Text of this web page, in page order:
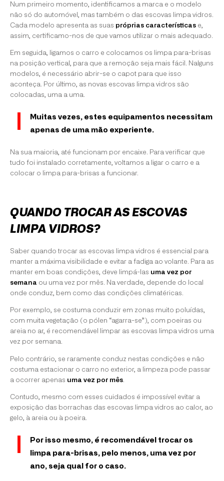
Num primeiro momento, identificamos a marca e o modelo
não só do automóvel, mas também o das escovas limpa vidros.
Cada modelo apresenta as suas próprias características e,
assim, certificamo-nos de que vamos utilizar o mais adequado.
Em seguida, ligamos o carro e colocamos os limpa para-brisas
na posição vertical, para que a remoção seja mais fácil. Nalguns
modelos, é necessário abrir-se o capot para que isso
aconteça. Por último, as novas escovas limpa vidros são
colocadas, uma a uma.
Muitas vezes, estes equipamentos necessitam
apenas de uma mão experiente.
Na sua maioria, até funcionam por encaixe. Para verificar que
tudo foi instalado corretamente, voltamos a ligar o carro e a
colocar o limpa para-brisas a funcionar.
QUANDO TROCAR AS ESCOVAS
LIMPA VIDROS?
Saber quando trocar as escovas limpa vidros é essencial para
manter a máxima visibilidade e evitar a fadiga ao volante. Para as
manter em boas condições, deve limpá-las uma vez por
semana ou uma vez por mês. Na verdade, depende do local
onde conduz, bem como das condições climatéricas.
Por exemplo, se costuma conduzir em zonas muito poluídas,
com muita vegetação (o pólen “agarra-se”), com poeiras ou
areia no ar, é recomendável limpar as escovas limpa vidros uma
vez por semana.
Pelo contrário, se raramente conduz nestas condições e não
costuma estacionar o carro no exterior, a limpeza pode passar
a ocorrer apenas uma vez por mês
Contudo, mesmo com esses cuidados é impossível evitar a
exposição das borrachas das escovas limpa vidros ao calor, ao
gelo, à areia ou à poeira.
Por isso mesmo, é recomendável trocar os
limpa para-brisas, pelo menos, uma vez por
ano, seja qual for o caso.